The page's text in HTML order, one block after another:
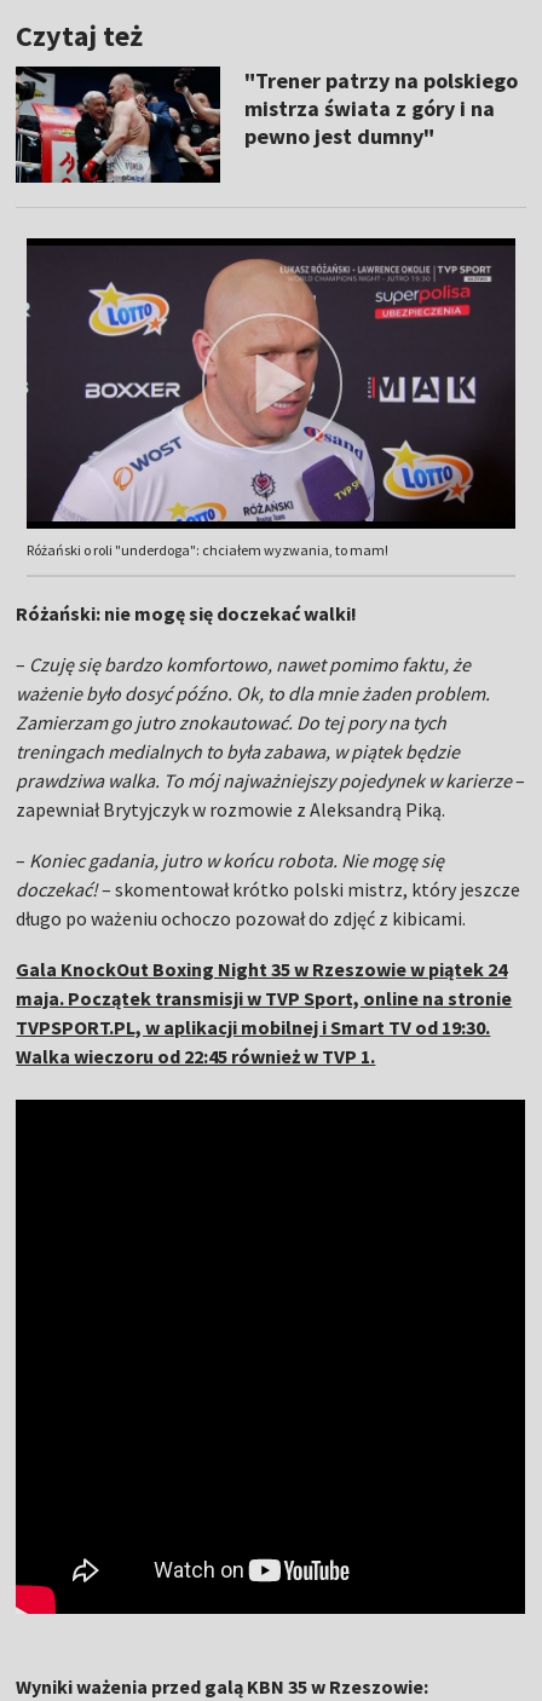
Czytaj też
"Trener patrzy na polskiego
mistrza świata z góry i na
pewno jest dumny"
Różański o roli "underdoga": chciałem wyzwania, to mam!
Różański: nie mogę się doczekać walki!
– Czuję się bardzo komfortowo, nawet pomimo faktu, że
ważenie było dosyć późno. Ok, to dla mnie żaden problem.
Zamierzam go jutro znokautować. Do tej pory na tych
treningach medialnych to była zabawa, w piątek będzie
prawdziwa walka. To mój najważniejszy pojedynek w karierze–
zapewniał Brytyjczyk w rozmowie z Aleksandrą Piką.
– Koniec gadania, jutro w końcu robota. Nie mogę się
doczekać!– skomentował krótko polski mistrz, który jeszcze
długo po ważeniu ochoczo pozował do zdjęć z kibicami.
Gala KnockOut Boxing Night 35 w Rzeszowie w piątek 24
maja. Początek transmisji w TVP Sport, online na stronie
TVPSPORT.PL, w aplikacji mobilnej i Smart TV od 19:30.
Walka wieczoru od 22:45 również w TVP 1.
Wyniki ważenia przed galą KBN 35 w Rzeszowie: